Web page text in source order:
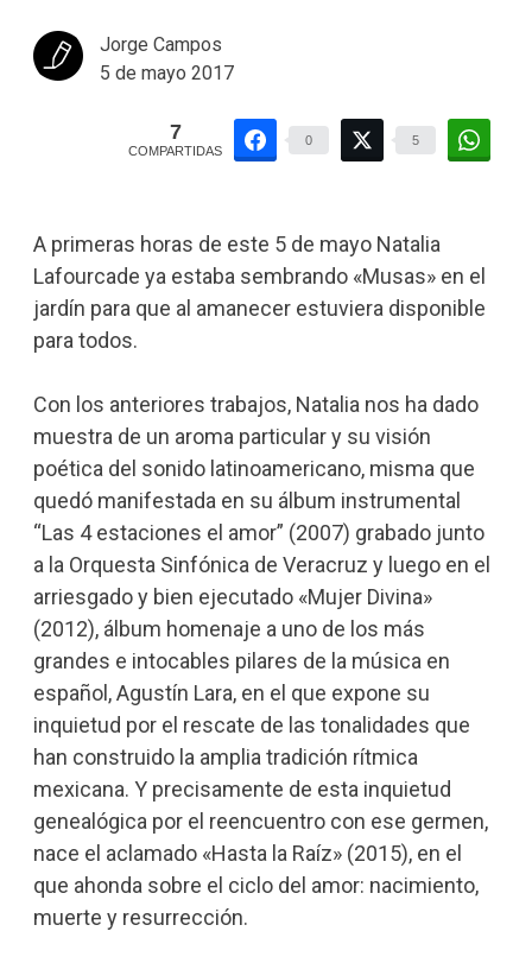
Jorge Campos
5 de mayo 2017
7
COMPARTIDAS
0 5
A primeras horas de este 5 de mayo Natalia
Lafourcade ya estaba sembrando «Musas» en el
jardín para que al amanecer estuviera disponible
para todos.
Con los anteriores trabajos, Natalia nos ha dado
muestra de un aroma particular y su visión
poética del sonido latinoamericano, misma que
quedó manifestada en su álbum instrumental
“Las 4 estaciones el amor” (2007) grabado junto
a la Orquesta Sinfónica de Veracruz y luego en el
arriesgado y bien ejecutado «Mujer Divina»
(2012), álbum homenaje a uno de los más
grandes e intocables pilares de la música en
español, Agustín Lara, en el que expone su
inquietud por el rescate de las tonalidades que
han construido la amplia tradición rítmica
mexicana. Y precisamente de esta inquietud
genealógica por el reencuentro con ese germen,
nace el aclamado «Hasta la Raíz» (2015), en el
que ahonda sobre el ciclo del amor: nacimiento,
muerte y resurrección.